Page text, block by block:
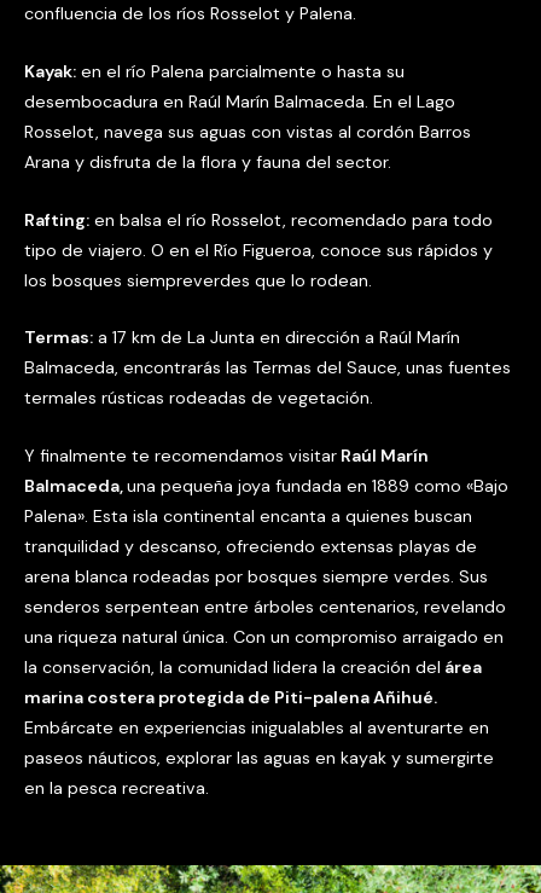
confluencia de los ríos Rosselot y Palena.
Kayak: en el río Palena parcialmente o hasta su
desembocadura en Raúl Marín Balmaceda. En el Lago
Rosselot, navega sus aguas con vistas al cordón Barros
Arana y disfruta de la flora y fauna del sector.
Rafting: en balsa el río Rosselot, recomendado para todo
tipo de viajero. O en el Río Figueroa, conoce sus rápidos y
los bosques siempreverdes que lo rodean.
Termas: a 17 km de La Junta en dirección a Raúl Marín
Balmaceda, encontrarás las Termas del Sauce, unas fuentes
termales rústicas rodeadas de vegetación.
Y finalmente te recomendamos visitar Raúl Marín
Balmaceda,una pequeña joya fundada en 1889 como «Bajo
Palena». Esta isla continental encanta a quienes buscan
tranquilidad y descanso, ofreciendo extensas playas de
arena blanca rodeadas por bosques siempre verdes. Sus
senderos serpentean entre árboles centenarios, revelando
una riqueza natural única. Con un compromiso arraigado en
la conservación, la comunidad lidera la creación del área
marina costera protegida de Piti-palena Añihué.
Embárcate en experiencias inigualables al aventurarte en
paseos náuticos, explorar las aguas en kayak y sumergirte
en la pesca recreativa.